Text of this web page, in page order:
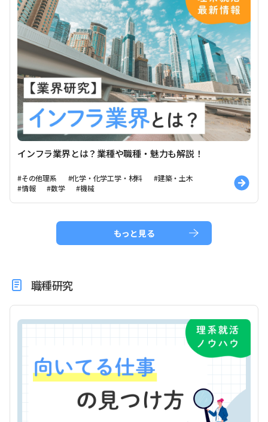
インフラ業界とは？業種や職種・魅力も解説！
#その他理系 #化学・化学工学・材料
#建築・土木
#情報
#数学 #機械
もっと見る
職種研究